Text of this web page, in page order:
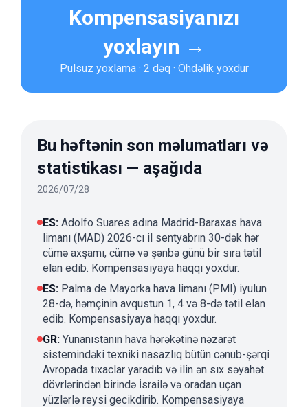
Kompensasiyanızı
yoxlayın →
Pulsuz yoxlama · 2 dəq · Öhdəlik yoxdur
Bu həftənin son məlumatları və
statistikası — aşağıda
2026/07/28
ES: Adolfo Suares adına Madrid-Baraxas hava
limanı (MAD) 2026-cı il sentyabrın 30-dək hər
cümə axşamı, cümə və şənbə günü bir sıra tətil
elan edib. Kompensasiyaya haqqı yoxdur.
ES: Palma de Mayorka hava limanı (PMI) iyulun
28-də, həmçinin avqustun 1, 4 və 8-də tətil elan
edib. Kompensasiyaya haqqı yoxdur.
GR: Yunanıstanın hava hərəkətinə nəzarət
sistemindəki texniki nasazlıq bütün cənub-şərqi
Avropada tıxaclar yaradıb və ilin ən sıx səyahət
dövrlərindən birində İsrailə və oradan uçan
yüzlərlə reysi gecikdirib. Kompensasiyaya